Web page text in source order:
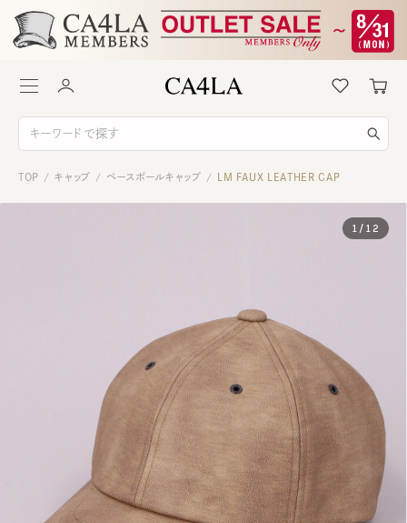
TOP / キャップ / ベースボールキャップ / LM FAUX LEATHER CAP
1 / 12